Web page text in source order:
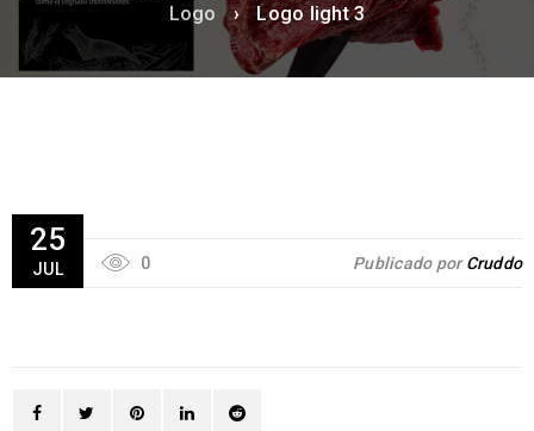
Logo
› Logo light 3
25
JUL 0 Publicado porCruddo